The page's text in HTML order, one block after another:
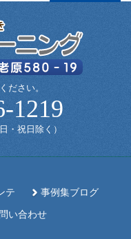
ださい。
1219
・祝日除く）
テ 事例集ブログ
い合わせ